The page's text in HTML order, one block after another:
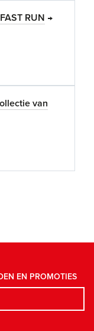
RUN
van
EN PROMOTIES